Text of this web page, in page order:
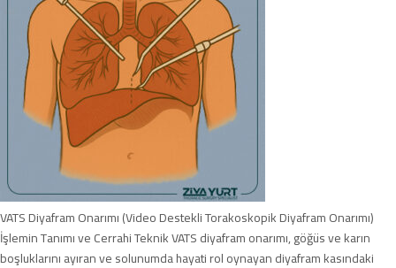
VATS Diyafram Onarımı (Video Destekli Torakoskopik Diyafram Onarımı)
İşlemin Tanımı ve Cerrahi Teknik VATS diyafram onarımı, göğüs ve karın
boşluklarını ayıran ve solunumda hayati rol oynayan diyafram kasındaki